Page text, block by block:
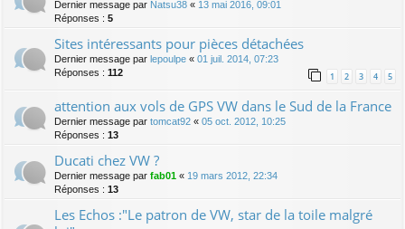
Dernier message par Natsu38 « 13 mai 2016, 09:01
Réponses : 5
Sites intéressants pour pièces détachées
Dernier message par lepoulpe « 01 juil. 2014, 07:23
Réponses : 112 1 2 3 4 5
attention aux vols de GPS VW dans le Sud de la France
Dernier message par tomcat92 « 05 oct. 2012, 10:25
Réponses : 13
Ducati chez VW ?
Dernier message par fab01 « 19 mars 2012, 22:34
Réponses : 13
Les Echos :"Le patron de VW, star de la toile malgré